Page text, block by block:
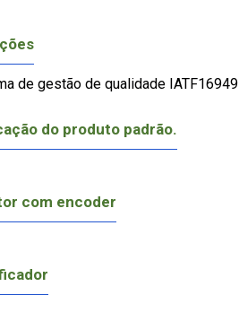
de gestão de qualidade IATF16949
do produto padrão.
com encoder